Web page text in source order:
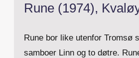
Rune (1974),
Rune bor like utenfor Tromsø
samboer Linn og to døtre.